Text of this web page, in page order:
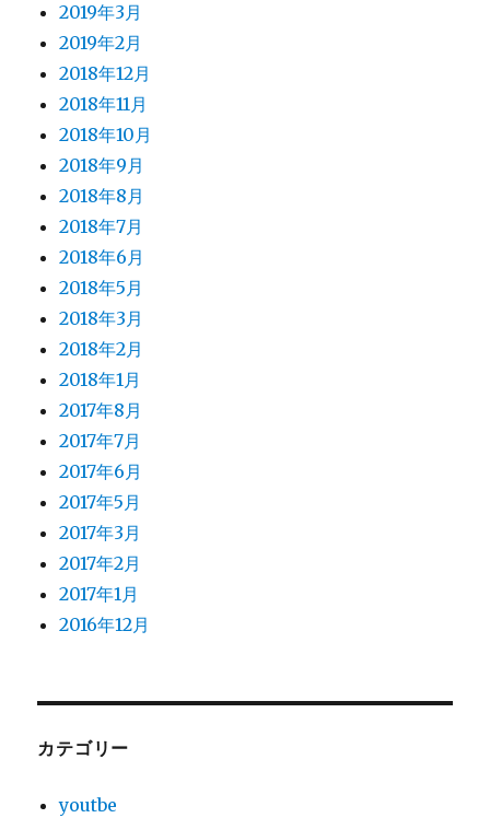
2019年3月
2019年2月
2018年12月
2018年11月
2018年10月
2018年9月
2018年8月
2018年7月
2018年6月
2018年5月
2018年3月
2018年2月
2018年1月
2017年8月
2017年7月
2017年6月
2017年5月
2017年3月
2017年2月
2017年1月
2016年12月
カテゴリー
youtbe